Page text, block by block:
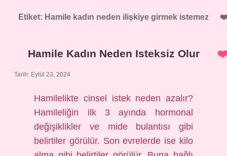
Etiket: Hamile kadın neden ilişkiye girmek istemez
Hamile Kadın Neden Isteksiz Olur
Tarih: Eylül 23, 2024
Hamilelikte cinsel istek neden azalır?
Hamileliğin ilk 3 ayında hormonal
değişiklikler ve mide bulantısı gibi
belirtiler görülür. Son evrelerde ise kilo